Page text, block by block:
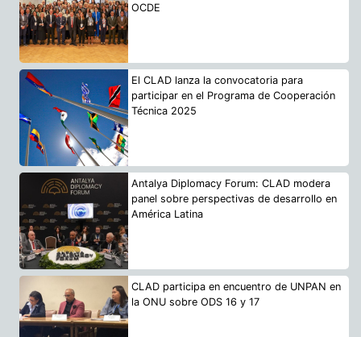
OCDE
El CLAD lanza la convocatoria para
participar en el Programa de Cooperación
Técnica 2025
Antalya Diplomacy Forum: CLAD modera
panel sobre perspectivas de desarrollo en
América Latina
CLAD participa en encuentro de UNPAN en
la ONU sobre ODS 16 y 17